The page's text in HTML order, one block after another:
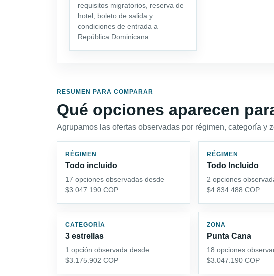
requisitos migratorios, reserva de
hotel, boleto de salida y
condiciones de entrada a
República Dominicana.
RESUMEN PARA COMPARAR
Qué opciones aparecen
Agrupamos las ofertas observadas por régimen, categoría y
RÉGIMEN
Todo incluido
17 opciones observadas desde
$3.047.190 COP
RÉGIMEN
Todo Incluido
2 opciones
$4.834.488 COP
CATEGORÍA
3 estrellas
1 opción observada desde
$3.175.902 COP
ZONA
Punta Cana
18 opciones
$3.047.190 COP